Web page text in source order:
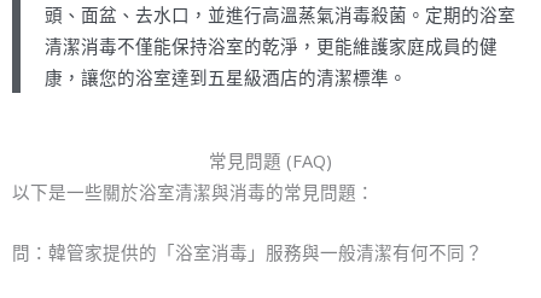
頭、面盆、去水口，並進行高溫蒸氣消毒殺菌。定期的浴室
清潔消毒不僅能保持浴室的乾淨，更能維護家庭成員的健
康，讓您的浴室達到五星級酒店的清潔標準。
常見問題 (FAQ)
以下是一些關於浴室清潔與消毒的常見問題：
問：韓管家提供的「浴室消毒」服務與一般清潔有何不同？